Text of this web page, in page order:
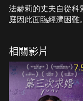
法赫莉的丈夫自從科
庭因此面臨經濟困難
商，也不喜歡她們獨
家庭生計，還得面對
相關影片